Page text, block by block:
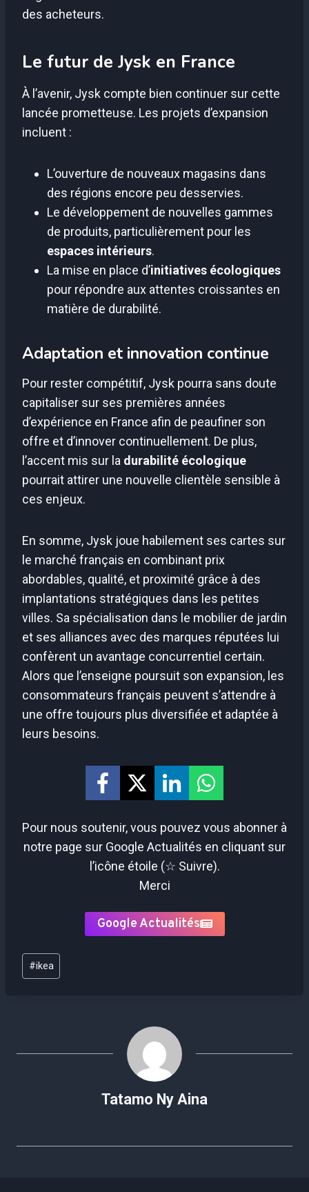
des acheteurs.
Le futur de Jysk en France
À l’avenir, Jysk compte bien continuer sur cette
lancée prometteuse. Les projets d’expansion
incluent :
L’ouverture de nouveaux magasins dans
des régions encore peu desservies.
Le développement de nouvelles gammes
de produits, particulièrement pour les
espaces intérieurs.
La mise en place d’initiatives écologiques
pour répondre aux attentes croissantes en
matière de durabilité.
Adaptation et innovation continue
Pour rester compétitif, Jysk pourra sans doute
capitaliser sur ses premières années
d’expérience en France afin de peaufiner son
offre et d’innover continuellement. De plus,
l’accent mis sur la durabilité écologique
pourrait attirer une nouvelle clientèle sensible à
ces enjeux.
En somme, Jysk joue habilement ses cartes sur
le marché français en combinant prix
abordables, qualité, et proximité grâce à des
implantations stratégiques dans les petites
villes. Sa spécialisation dans le mobilier de jardin
et ses alliances avec des marques réputées lui
confèrent un avantage concurrentiel certain.
Alors que l’enseigne poursuit son expansion, les
consommateurs français peuvent s’attendre à
une offre toujours plus diversifiée et adaptée à
leurs besoins.
Pour nous soutenir, vous pouvez vous abonner à
notre page sur Google Actualités en cliquant sur
l’icône étoile (☆ Suivre).
Merci
Google Actualités
Étiquettes
de
#ikea
Tatamo Ny Aina